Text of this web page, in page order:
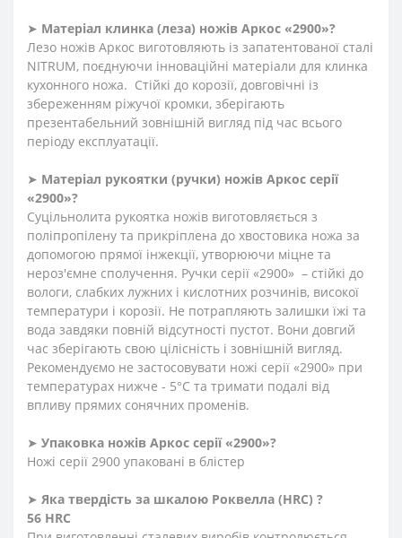
➤ Матеріал клинка (леза) ножів Аркос «2900»?
Лезо ножів Аркос виготовляють із запатентованої сталі
NITRUM, поєднуючи інноваційні матеріали для клинка
кухонного ножа. Стійкі до корозії, довговічні із
збереженням ріжучої кромки, зберігають
презентабельний зовнішній вигляд під час всього
періоду експлуатації.
➤ Матеріал рукоятки (ручки) ножів Аркос серії
«2900»?
Суцільнолита рукоятка ножів виготовляється з
поліпропілену та прикріплена до хвостовика ножа за
допомогою прямої інжекції, утворюючи міцне та
нероз'ємне сполучення. Ручки серії «2900» – стійкі до
вологи, слабких лужних і кислотних розчинів, високої
температури і корозії. Не потрапляють залишки їжі та
вода завдяки повній відсутності пустот. Вони довгий
час зберігають свою цілісність і зовнішній вигляд.
Рекомендуємо не застосовувати ножі серії «2900» при
температурах нижче - 5°С та тримати подалі від
впливу прямих сонячних променів.
➤ Упаковка ножів Аркос серії «2900»?
Ножі серії 2900 упаковані в блістер
➤ Яка твердість за шкалою Роквелла (HRC) ?
56 HRC